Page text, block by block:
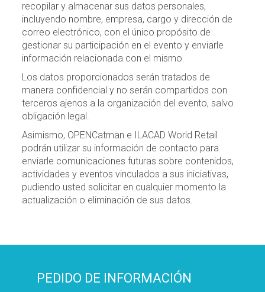
recopilar y almacenar sus datos personales,
incluyendo nombre, empresa, cargo y dirección de
correo electrónico, con el único propósito de
gestionar su participación en el evento y enviarle
información relacionada con el mismo.
Los datos proporcionados serán tratados de
manera confidencial y no serán compartidos con
terceros ajenos a la organización del evento, salvo
obligación legal.
Asimismo, OPENCatman e ILACAD World Retail
podrán utilizar su información de contacto para
enviarle comunicaciones futuras sobre contenidos,
actividades y eventos vinculados a sus iniciativas,
pudiendo usted solicitar en cualquier momento la
actualización o eliminación de sus datos.
PEDIDO DE INFORMACIÓN